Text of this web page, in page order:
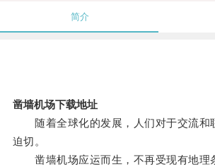
简介
凿墙机场下载地址
随着全球化的发展，人们对于交流和
迫切。
凿墙机场应运而生，不再受现有地理